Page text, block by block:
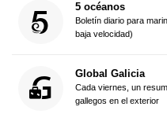
5 océanos
Boletín diario para
baja velocidad)
Global Galicia
Cada viernes, un
gallegos en el exterior